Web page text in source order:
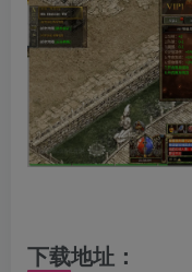
下载地址：